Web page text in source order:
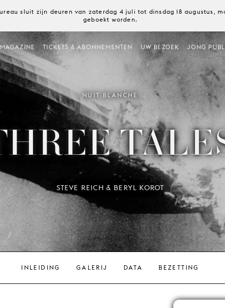
sluit zijn deuren van zaterdag 4 juli tot dinsdag 18 augustus,
geboekt worden.
MAGAZINE TICKETS & ABONNEMENTEN UW BEZOEK JONG
NUIT BLANCHE
STEVE REICH & BERYL KOROT
INLEIDING GALERIJ DATA BEZETTING